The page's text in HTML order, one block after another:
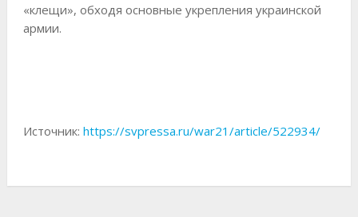
«клещи», обходя основные укрепления украинской
армии.
Источник: https://svpressa.ru/war21/article/522934/